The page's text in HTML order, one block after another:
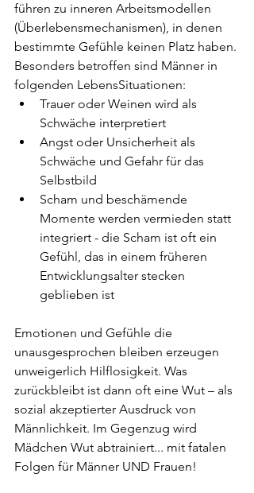
führen zu inneren Arbeitsmodellen
(Überlebensmechanismen), in denen
bestimmte Gefühle keinen Platz haben.
Besonders betroffen sind Männer in
folgenden LebensSituationen:
Trauer oder Weinen wird als
Schwäche interpretiert
Angst oder Unsicherheit als
Schwäche und Gefahr für das
Selbstbild
Scham und beschämende
Momente werden vermieden statt
integriert - die Scham ist oft ein
Gefühl, das in einem früheren
Entwicklungsalter stecken
geblieben ist
Emotionen und Gefühle die
unausgesprochen bleiben erzeugen
unweigerlich Hilflosigkeit. Was
zurückbleibt ist dann oft eine Wut – als
sozial akzeptierter Ausdruck von
Männlichkeit. Im Gegenzug wird
Mädchen Wut abtrainiert... mit fatalen
Folgen für Männer UND Frauen!